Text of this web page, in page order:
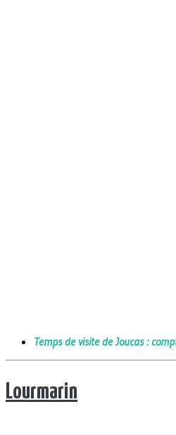
Temps de visite de Joucas :
Lourmarin